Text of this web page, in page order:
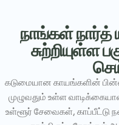
நாங்கள் நார்த்
சுற்றியுள்ள
கடுமையான காயங்களின்
முழுவதும் உள்ள
உள்ளூர் சேவைகள், காப்பீட்டு